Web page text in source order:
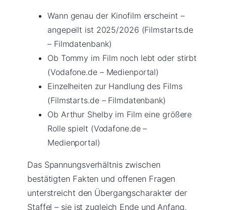
Wann genau der Kinofilm erscheint –
angepeilt ist 2025/2026 (Filmstarts.de
– Filmdatenbank)
Ob Tommy im Film noch lebt oder stirbt
(Vodafone.de – Medienportal)
Einzelheiten zur Handlung des Films
(Filmstarts.de – Filmdatenbank)
Ob Arthur Shelby im Film eine größere
Rolle spielt (Vodafone.de –
Medienportal)
Das Spannungsverhältnis zwischen
bestätigten Fakten und offenen Fragen
unterstreicht den Übergangscharakter der
Staffel – sie ist zugleich Ende und Anfang.